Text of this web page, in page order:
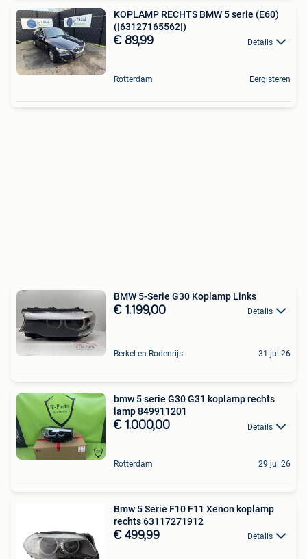
KOPLAMP RECHTS BMW 5 serie (E60)
(|63127165562|)
€ 89,99 Details
Rotterdam Eergisteren
BMW 5-Serie G30 Koplamp Links
€ 1.199,00 Details
Berkel en Rodenrijs 31 jul 26
bmw 5 serie G30 G31 koplamp rechts
lamp 849911201
€ 1.000,00 Details
Rotterdam 29 jul 26
Bmw 5 Serie F10 F11 Xenon koplamp
rechts 63117271912
€ 499,99 Details